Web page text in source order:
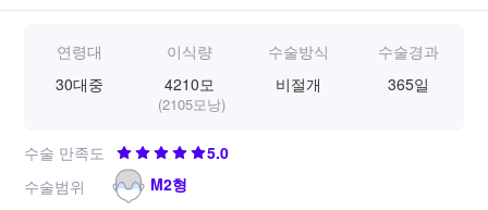
연령대
30대중
이식량
4210모
(2105모낭)
수술방식
비절개
수술경과
365일
수술 만족도
5.0
수술범위
M2형